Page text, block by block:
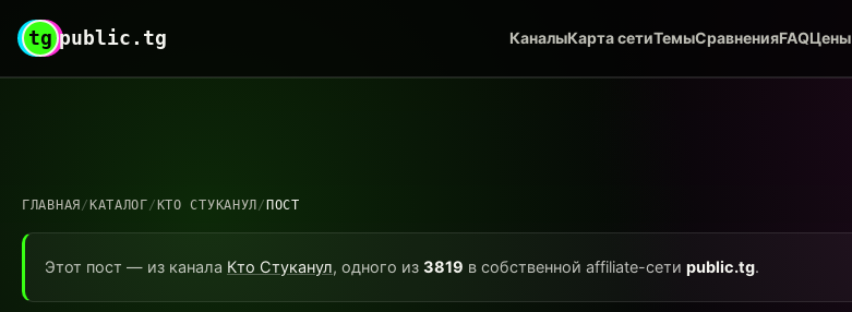
tg public.tg КаналыКарта сетиТемыСравненияFAQЦены
ГЛАВНАЯ / КАТАЛОГ/ КТО СТУКАНУЛ / ПОСТ
Этот пост — из канала Кто Стуканул, одного из 3819 в собственной affiliate-сети public.tg.